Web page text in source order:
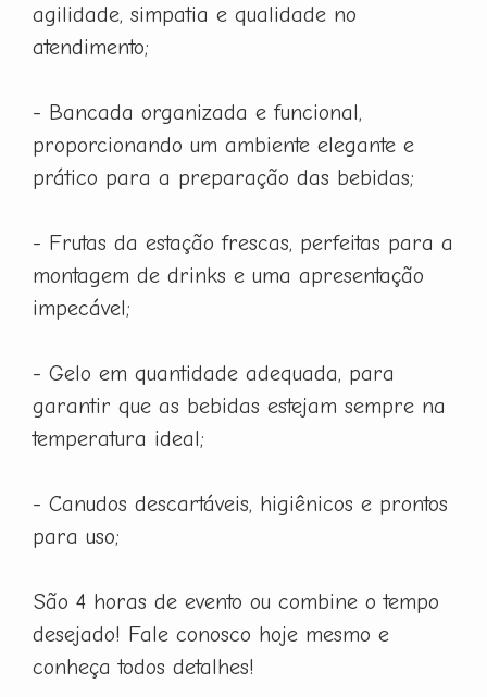
agilidade, simpatia e qualidade no
atendimento;
- Bancada organizada e funcional,
proporcionando um ambiente elegante e
prático para a preparação das bebidas;
- Frutas da estação frescas, perfeitas para a
montagem de drinks e uma apresentação
impecável;
- Gelo em quantidade adequada, para
garantir que as bebidas estejam sempre na
temperatura ideal;
- Canudos descartáveis, higiênicos e prontos
para uso;
São 4 horas de evento ou combine o tempo
desejado! Fale conosco hoje mesmo e
conheça todos detalhes!